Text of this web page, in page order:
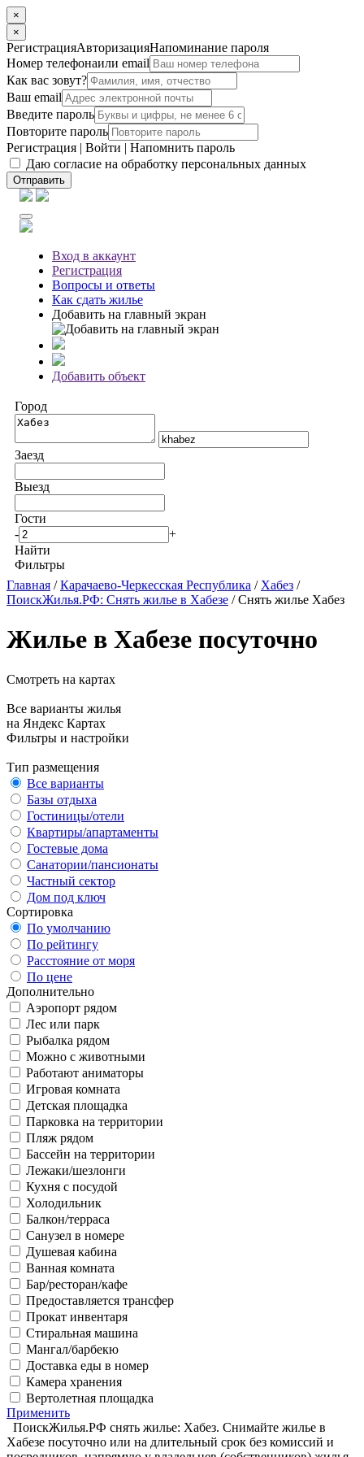
×
×
РегистрацияАвторизацияНапоминание пароля
Номер телефонаили email
Как вас зовут?
Ваш email
Введите пароль
Повторите пароль
Регистрация | Войти | Напомнить пароль
Даю согласие на обработку персональных данных
Отправить
Вход в аккаунт
Регистрация
Вопросы и ответы
Как сдать жилье
Добавить на главный экран
Добавить объект
Город
Заезд
Выезд
Гости
-
+
Найти
Фильтры
Главная /Карачаево-Черкесская Республика / Хабез /
ПоискЖилья.РФ: Снять жилье в Хабезе / Снять жилье Хабез
Жилье в Хабезе посуточно
Смотреть на картах
Все варианты жилья
на Яндекс Картах
Фильтры и настройки
Тип размещения
Все варианты
Базы отдыха
Гостиницы/отели
Квартиры/апартаменты
Гостевые дома
Санатории/пансионаты
Частный сектор
Дом под ключ
Сортировка
По умолчанию
По рейтингу
Расстояние от моря
По цене
Дополнительно
Аэропорт рядом
Лес или парк
Рыбалка рядом
Можно с животными
Работают аниматоры
Игровая комната
Детская площадка
Парковка на территории
Пляж рядом
Бассейн на территории
Лежаки/шезлонги
Кухня с посудой
Холодильник
Балкон/терраса
Санузел в номере
Душевая кабина
Ванная комната
Бар/ресторан/кафе
Предоставляется трансфер
Прокат инвентаря
Стиральная машина
Мангал/барбекю
Доставка еды в номер
Камера хранения
Вертолетная площадка
Применить
ПоискЖилья.РФ снять жилье: Хабез. Снимайте жилье в
Хабезе посуточно или на длительный срок без комиссий и